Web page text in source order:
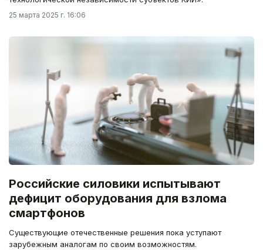
25 марта 2025 г. 16:06
Российские силовики испытывают
дефицит оборудования для взлома
смартфонов
Существующие отечественные решения пока уступают
зарубежным аналогам по своим возможностям.